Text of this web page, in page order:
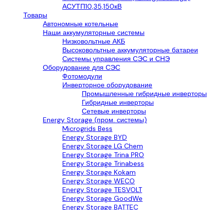
АСУТП10,35,150кВ
Товары
Автономные котельные
Наши аккумуляторные системы
Низковольтные АКБ
Высоковольтные аккумуляторные батареи
Системы управления СЭС и СНЭ
Оборудование для СЭС
Фотомодули
Инверторное оборудование
Промышленные гибридные инверторы
Гибридные инверторы
Сетевые инверторы
Energy Storage (пром. системы)
Microgrids Bess
Energy Storage BYD
Energy Storage LG Chem
Energy Storage Trina PRO
Energy Storage Trinabess
Energy Storage Kokam
Energy Storage WECO
Energy Storage TESVOLT
Energy Storage GoodWe
Energy Storage BATTEC